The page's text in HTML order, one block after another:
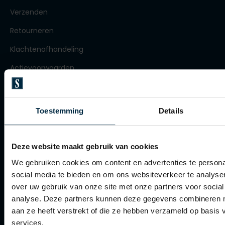
Toestemming Details
Deze website maakt gebruik van cookies
We gebruiken cookies om content en advertenties te
social media te bieden en om ons websiteverkeer te
over uw gebruik van onze site met onze partners voor
analyse. Deze partners kunnen deze gegevens combineren
aan ze heeft verstrekt of die ze hebben verzameld op basis
services.
Olymp
People of Shibuya
PME Legend
Polo Ralph Lauren
Portofino
Profuomo
R2
Rehab
Replay
Reset
Verzenden
Retourneren
Klachtenafhandeling
Actievoorwaarden
Artikelonderhoud
Contact winkel
Contact webshop
Spierings Herenmode